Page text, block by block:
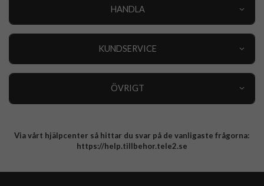
HANDLA
KUNDSERVICE
ÖVRIGT
Integritetspolicy
Via vårt hjälpcenter så hittar du svar på de vanligaste frågorna:
https://help.tillbehor.tele2.se